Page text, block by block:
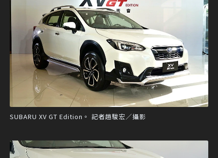
SUBARU XV GT Edition。 記者趙駿宏／攝影